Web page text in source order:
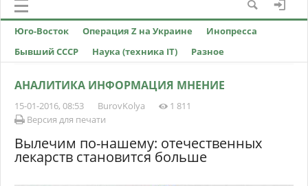
Юго-Восток Операция Z на Украине
Инопресса
Бывший СССР
Наука (техника IT) Разное
АНАЛИТИКА ИНФОРМАЦИЯ МНЕНИЕ
15-01-2016, 08:53 BurovKolya
1 811
Версия для печати
Вылечим по-нашему: отечественных
лекарств становится больше